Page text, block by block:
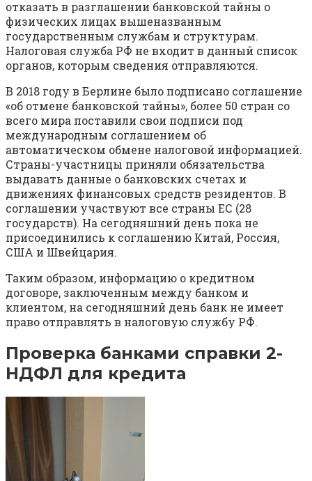
отказать в разглашении банковской тайны о
физических лицах вышеназванным
государственным службам и структурам.
Налоговая служба РФ не входит в данный список
органов, которым сведения отправляются.
В 2018 году в Берлине было подписано соглашение
«об отмене банковской тайны», более 50 стран со
всего мира поставили свои подписи под
международным соглашением об
автоматическом обмене налоговой информацией.
Страны-участницы приняли обязательства
выдавать данные о банковских счетах и
движениях финансовых средств резидентов. В
соглашении участвуют все страны ЕС (28
государств). На сегодняшний день пока не
присоединились к соглашению Китай, Россия,
США и Швейцария.
Таким образом, информацию о кредитном
договоре, заключенным между банком и
клиентом, на сегодняшний день банк не имеет
право отправлять в налоговую службу РФ.
Проверка банками справки 2-
НДФЛ для кредита